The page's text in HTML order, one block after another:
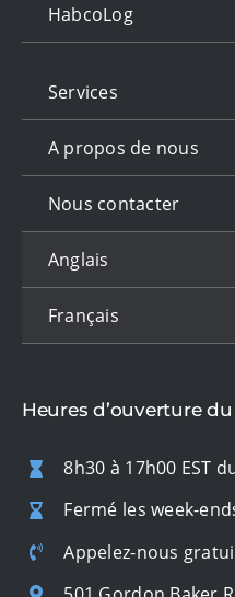
HabcoLog
Services
A propos de nous
Nous contacter
Anglais
Français
Heures d’ouverture
8h30 à 17h00 EST
Fermé les week-
Appelez-nous